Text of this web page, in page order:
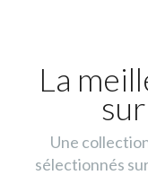
La
Une
sélectionnés